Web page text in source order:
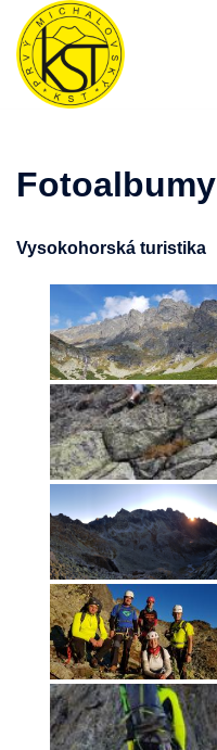
Preskočiť
obsah
Fotoalbumy
Vysokohorská turistika